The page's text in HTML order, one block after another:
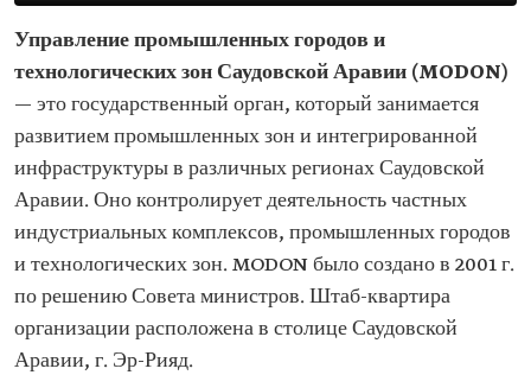
Управление промышленных городов и
технологических зон Саудовской Аравии (MODON)
— это государственный орган, который занимается
развитием промышленных зон и интегрированной
инфраструктуры в различных регионах Саудовской
Аравии. Оно контролирует деятельность частных
индустриальных комплексов, промышленных городов
и технологических зон. MODON было создано в 2001 г.
по решению Совета министров. Штаб-квартира
организации расположена в столице Саудовской
Аравии, г. Эр-Рияд.